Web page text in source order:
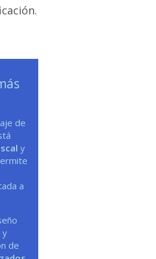
de
y
a
y
de